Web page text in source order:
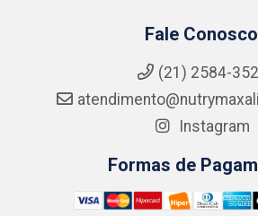
Fale Conosco
(21) 2584-
Instagram
Formas de